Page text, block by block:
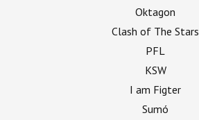
Oktagon
Clash of The Stars
PFL
KSW
I am Figter
Sumó